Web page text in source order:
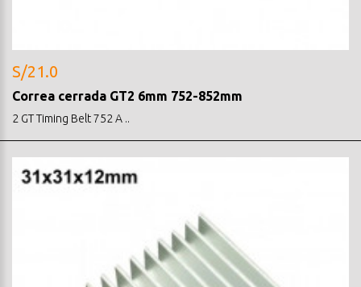
S/21.0
Correa cerrada GT2 6mm 752-852mm
2 GT Timing Belt 752 A ..